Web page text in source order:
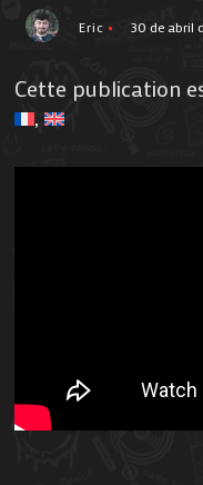
Eric 30 de abril
Cette publication